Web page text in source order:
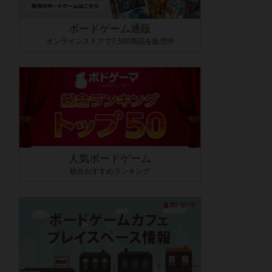
ボードゲーム通販
オンラインストアで7,500商品を販売中
人気ボードゲーム
総合おすすめランキング